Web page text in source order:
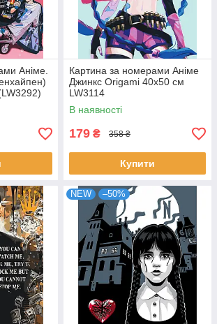
Аніме.
Картина за номерами Аніме
Джинкс Origami 40x50 см
LW3114
В наявності
179 ₴ 358 ₴
Купити
NEW –50%